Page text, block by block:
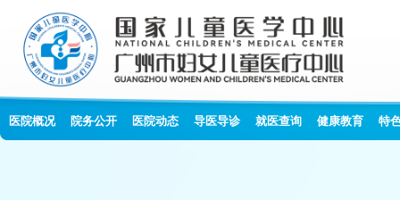
医院概况 院务公开 医院动态 导医导诊 就医查询 健康教育 特